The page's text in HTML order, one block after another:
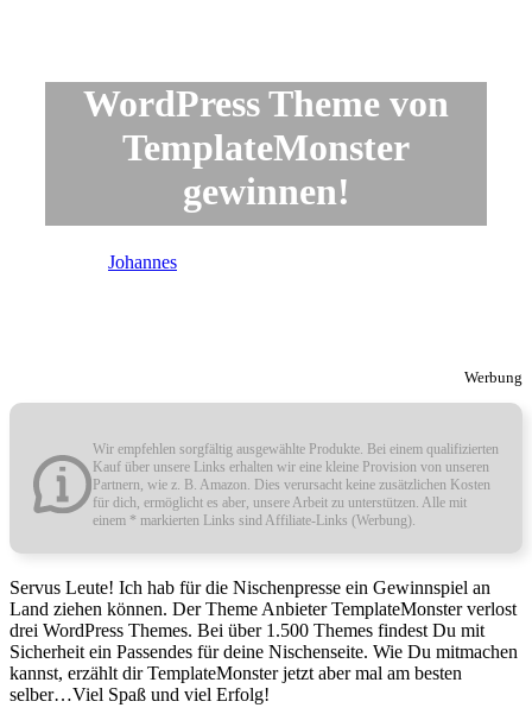
WordPress Theme von
TemplateMonster
gewinnen!
Johannes
Werbung
Wir empfehlen sorgfältig ausgewählte Produkte. Bei einem qualifizierten
Kauf über unsere Links erhalten wir eine kleine Provision von unseren
Partnern, wie z. B. Amazon. Dies verursacht keine zusätzlichen Kosten
für dich, ermöglicht es aber, unsere Arbeit zu unterstützen. Alle mit
einem * markierten Links sind Affiliate-Links (Werbung).
Servus Leute! Ich hab für die Nischenpresse ein Gewinnspiel an
Land ziehen können. Der Theme Anbieter TemplateMonster verlost
drei WordPress Themes. Bei über 1.500 Themes findest Du mit
Sicherheit ein Passendes für deine Nischenseite. Wie Du mitmachen
kannst, erzählt dir TemplateMonster jetzt aber mal am besten
selber…Viel Spaß und viel Erfolg!